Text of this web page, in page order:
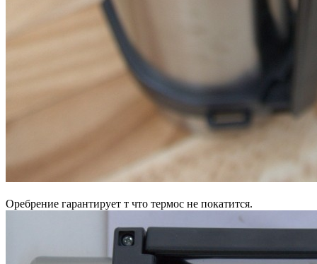
Оребрение гарантирует т что термос не покатится.